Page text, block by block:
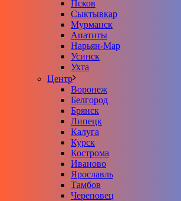
Псков
Сыктывкар
Мурманск
Апатиты
Нарьян-Мар
Усинск
Ухта
Центр
Воронеж
Белгород
Брянск
Липецк
Калуга
Курск
Кострома
Иваново
Ярославль
Тамбов
Череповец